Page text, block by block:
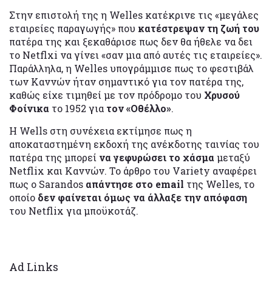
Στην επιστολή της η Welles κατέκρινε τις «μεγάλες
εταιρείες παραγωγής» που κατέστρεψαν τη ζωή του
πατέρα της και ξεκαθάρισε πως δεν θα ήθελε να δει
το Netflxi να γίνει «σαν μια από αυτές τις εταιρείες».
Παράλληλα, η Welles υπογράμμισε πως το φεστιβάλ
των Καννών ήταν σημαντικό για τον πατέρα της,
καθώς είχε τιμηθεί με τον πρόδρομο του Χρυσού
Φοίνικα το 1952 για τον «Οθέλλο».
Η Wells στη συνέχεια εκτίμησε πως η
αποκαταστημένη εκδοχή της ανέκδοτης ταινίας του
πατέρα της μπορεί να γεφυρώσει το χάσμα μεταξύ
Netflix και Καννών. Το άρθρο του Variety αναφέρει
πως ο Sarandos απάντησε στο email της Welles, το
οποίο δεν φαίνεται όμως να άλλαξε την απόφαση
του Netflix για μποϋκοτάζ.
Ad Links